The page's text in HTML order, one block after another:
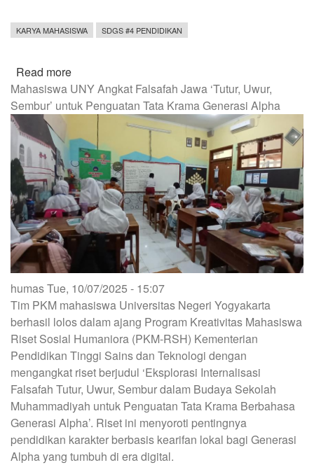
KARYA MAHASISWA SDGS #4 PENDIDIKAN
Read more
Peran
Statistika
Dalam
Membuktikan
Keefektivitasan
Zine
Therapy
di
Sekolah
Inklusi
Mahasiswa UNY Angkat Falsafah Jawa ‘Tutur, Uwur,
Sembur’ untuk Penguatan Tata Krama Generasi Alpha
humasTue, 10/07/2025 - 15:07
Tim PKM mahasiswa Universitas Negeri Yogyakarta
berhasil lolos dalam ajang Program Kreativitas Mahasiswa
Riset Sosial Humaniora (PKM-RSH) Kementerian
Pendidikan Tinggi Sains dan Teknologi dengan
mengangkat riset berjudul ‘Eksplorasi Internalisasi
Falsafah Tutur, Uwur, Sembur dalam Budaya Sekolah
Muhammadiyah untuk Penguatan Tata Krama Berbahasa
Generasi Alpha’. Riset ini menyoroti pentingnya
pendidikan karakter berbasis kearifan lokal bagi Generasi
Alpha yang tumbuh di era digital.